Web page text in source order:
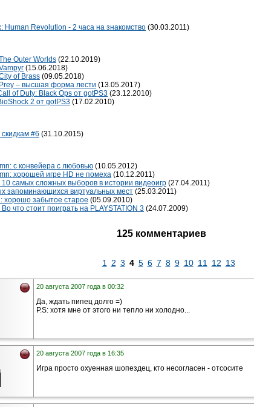
Human Revolution - 2 часа на знакомство (30.03.2011)
Outer Worlds (22.10.2019)
(15.06.2018)
of Brass (09.05.2018)
– высшая форма лести (13.05.2017)
of Duty: Black Ops от gotPS3 (23.12.2010)
2 от gotPS3 (17.02.2010)
скидкам #6 (31.10.2015)
с конвейера с любовью (10.05.2012)
хорошей игре HD не помеха (10.12.2011)
самых сложных выборов в истории видеоигр (27.04.2011)
запоминающихся виртуальных мест (25.03.2011)
хорошо забытое старое (05.09.2010)
что стоит поиграть на PLAYSTATION 3 (24.07.2009)
125 комментариев
1 2 3 4 5 6 7 8 9 10 11 12 13
20 августа 2007 года в 00:32
Да, ждать пипец долго =)
P.S: хотя мне от этого ни тепло ни холодно...
20 августа 2007 года в 16:35
Игра просто охуенная шопездец, кто несогласен - отсосите